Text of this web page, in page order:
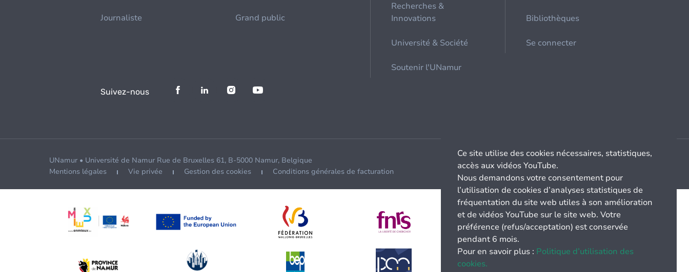
Journaliste Grand public
Recherches &
Innovations
Université & Société
Soutenir l'UNamur
Bibliothèques
Se connecter
Suivez-nous
UNamur • Université de Namur Rue de Bruxelles 61, B-5000 Namur, Belgique
Mentions légales
Vie privée Gestion des cookies Conditions générales de facturation
Ce site utilise des cookies nécessaires, statistiques,
accès aux vidéos YouTube.
Nous demandons votre consentement pour
l’utilisation de cookies d’analyses statistiques de
fréquentation du site web utiles à son amélioration
et de vidéos YouTube sur le site web. Votre
préférence (refus/acceptation) est conservée
pendant 6 mois.
Pour en savoir plus : Politique d’utilisation des
cookies.